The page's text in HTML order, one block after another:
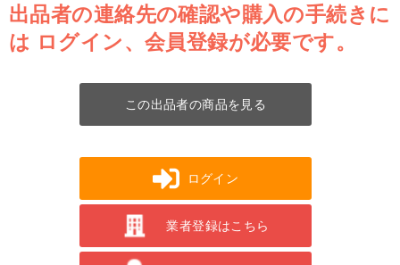
出品者の連絡先の確認や購入の手続きに
は ログイン、会員登録が必要です。
この出品者の商品を見る
ログイン
業者登録はこちら